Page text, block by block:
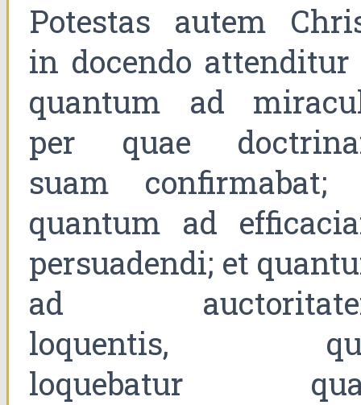
Potestas autem
in docendo attenditur
quantum ad
per quae
suam confirmabat;
quantum ad
persuadendi; et
ad
loquentis,
loquebatur